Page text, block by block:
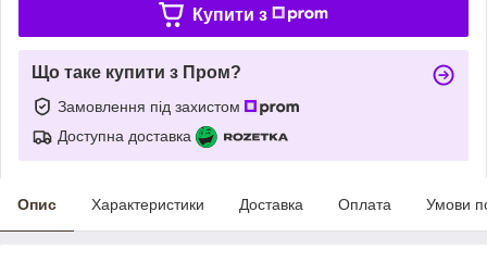
Купити з
Що таке купити з Пром?
Замовлення під захистом
Доступна доставка
Опис Характеристики Доставка Оплата Умови